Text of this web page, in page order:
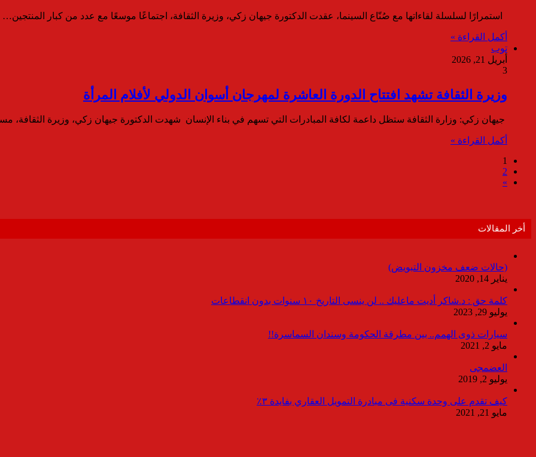
استمرارًا لسلسلة لقاءاتها مع صُنّاع السينما، عقدت الدكتورة جيهان زكي، وزيرة الثقافة، اجتماعًا موسعًا مع عدد من كبار المنتجين…
أكمل القراءة »
توب
أبريل 21, 2026
3
وزيرة الثقافة تشهد افتتاح الدورة العاشرة لمهرجان أسوان الدولي لأفلام المرأة
جيهان زكي: وزارة الثقافة ستظل داعمة لكافة المبادرات التي تسهم في بناء الإنسان شهدت الدكتورة جيهان زكي، وزيرة الثقافة،
أكمل القراءة »
1
2
»
أخر المقالات
(حالات ضعف مخزون التبويض)
يناير 14, 2020
كلمة حق : د.شاكر أديت ماعليك .. لن ينسى التاريخ ١٠ سنوات بدون انقطاعات
يوليو 29, 2023
سيارات ذوى الهمم.. بين مطرقة الحكومة وسندان السماسرة!!
مايو 2, 2021
العضمجى
يوليو 2, 2019
كيف تقدم على وحدة سكنية فى مبادرة التمويل العقاري بفايدة ٣٪
مايو 21, 2021